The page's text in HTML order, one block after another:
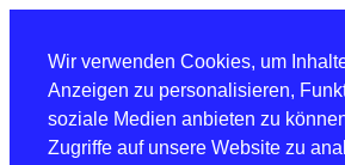
Wir verwenden Cookies, um
Anzeigen zu personalisieren,
soziale Medien anbieten zu
Zugriffe auf unsere Website zu